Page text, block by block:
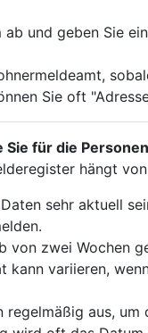
und geben Sie
Sie oft
Sie für die
hängt
sehr aktuell
von zwei Wochen
kann variieren,
regelmäßig aus,